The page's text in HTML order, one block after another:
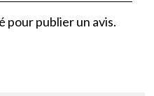
pour publier un avis.